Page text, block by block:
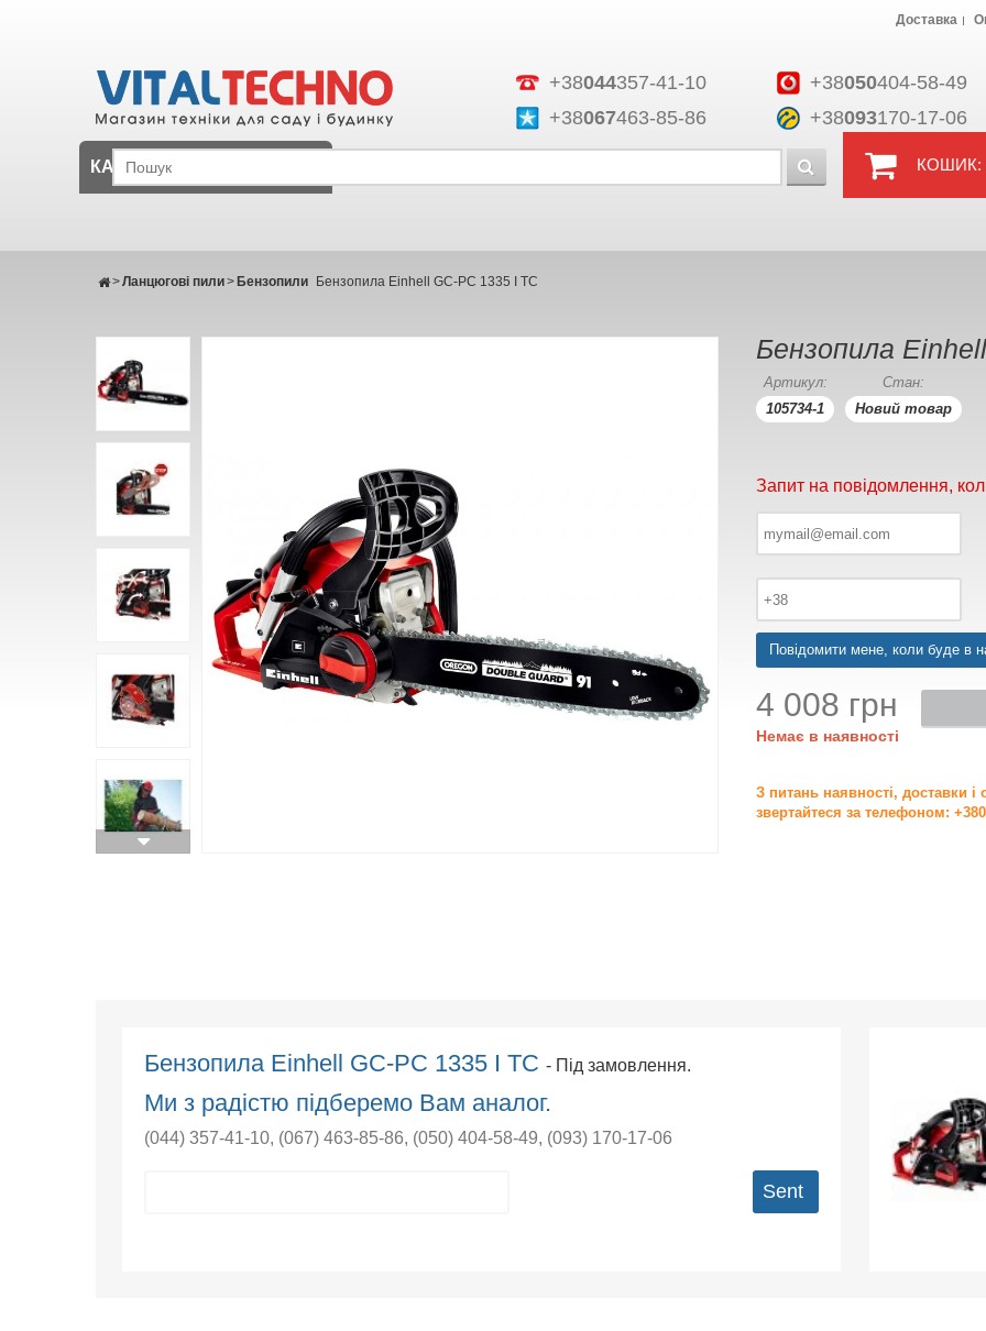
+38044357-41-10 +38050404-58-49
+38067463-85-86 +38093170-17-06
Доставка
КОШИК:
КАТАЛОГ
Ланцюгові пили
> Бензопили
> Бензопила Einhell GC-PC 1335 I TC
Бензопила
Артикул:
105734-1
Стан:
Новий товар
Запит на повідомлення,
Повідомити мене, коли буде в
4 008 грн
Немає в наявності
З питань наявності, доставки і
звертайтеся за телефоном:
Бензопила Einhell GC-PC 1335 I TC- Під замовлення.
Ми з радістю підберемо Вам аналог.
(044) 357-41-10, (067) 463-85-86, (050) 404-58-49, (093) 170-17-06
Sent